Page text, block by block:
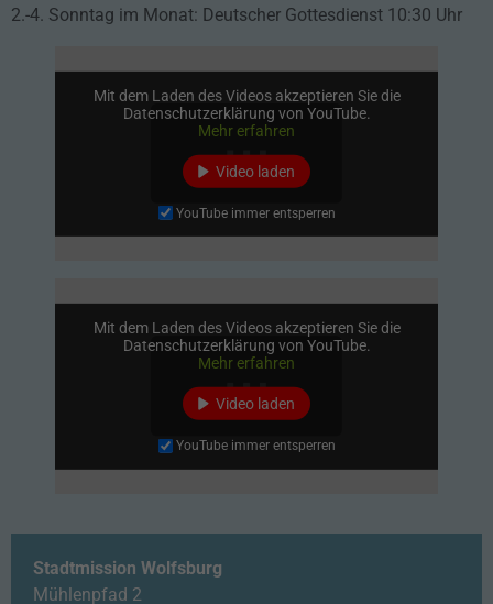
2.-4. Sonntag im Monat: Deutscher Gottesdienst 10:30 Uhr
Mit dem Laden des Videos akzeptieren Sie die
Datenschutzerklärung von YouTube.
Mehr erfahren
Video laden
YouTube immer entsperren
Mit dem Laden des Videos akzeptieren Sie die
Datenschutzerklärung von YouTube.
Mehr erfahren
Video laden
YouTube immer entsperren
Stadtmission Wolfsburg
Mühlenpfad 2